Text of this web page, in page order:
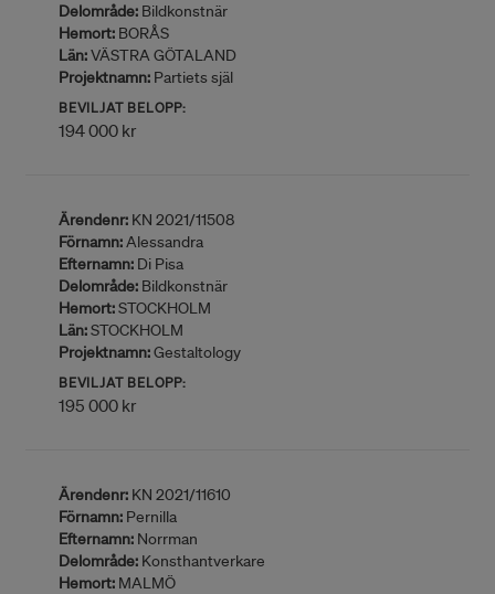
Delområde: Bildkonstnär
Hemort: BORÅS
Län:VÄSTRA GÖTALAND
Projektnamn: Partiets själ
BEVILJAT BELOPP:
194 000 kr
Ärendenr: KN 2021/11508
Förnamn:Alessandra
Efternamn: Di Pisa
Delområde: Bildkonstnär
Hemort:STOCKHOLM
Län:STOCKHOLM
Projektnamn:Gestaltology
BEVILJAT BELOPP:
195 000 kr
Ärendenr: KN 2021/11610
Förnamn: Pernilla
Efternamn: Norrman
Delområde: Konsthantverkare
Hemort: MALMÖ